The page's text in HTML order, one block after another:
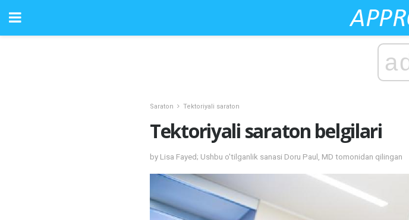
Saraton Tektoriyali saraton
Tektoriyali saraton belgilari
by Lisa Fayed; Ushbu o'tilganlik sanasi Doru Paul, MD tomonidan qilingan